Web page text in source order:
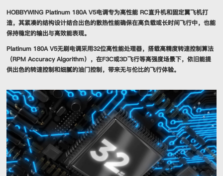
HOBBYWING Platinum 180A V5电调专为高性能 RC直升机和固定翼飞机打
造，其紧凑的结构设计结合出色的散热性能确保在高负载或长时间飞行中，也能
保持稳定的输出与高效能表现。
Platinum 180A V5无刷电调采用32位高性能处理器，搭载高精度转速控制算法
（RPM Accuracy Algorithm），在F3C或3D飞行等高强度场景下，依旧能提
供出色的转速控制和细腻的油门控制，带来无与伦比的飞行体验。